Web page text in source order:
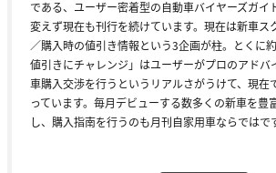
である、ユーザー密着型の自動車バイヤーズガイ
変えず現在も刊行を続けています。現在は新車ス
／購入時の値引き情報という3企画が柱。とくに
値引きにチャレンジ」はユーザーがプロのアドバ
車購入交渉を行うというリアルさがうけて、現在
っています。毎月デビューする数多くの新車を豊
し、購入指南を行うのも月刊自家用車ならではで